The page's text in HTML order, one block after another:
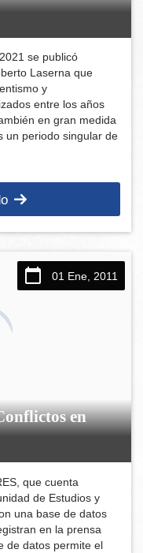
se publicó
Laserna que
y
entre los años
en gran medida
un periodo singular de
01 Ene, 2011
en
que cuenta
de Estudios y
una base de datos
en la prensa
de datos permite el